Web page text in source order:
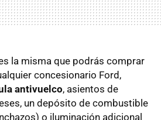
la misma que podrás comprar
concesionario Ford,
antivuelco, asientos de
un depósito de combustible
o iluminación adicional